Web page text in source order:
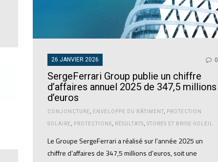
26 JANVIER 2026 0
SergeFerrari Group publie un chiffre
d’affaires annuel 2025 de 347,5 millions
d’euros
CONJONCTURE ENVELOPPE DU BÂTIMENT, PROTECTION
SOLAIRE PROTECTIONS RÉSULTATS STORES ET BRISE-SOLEIL
Le Groupe SergeFerrari a réalisé sur l’année 2025 un
chiffre d’affaires de 347,5 millions d’euros, soit une